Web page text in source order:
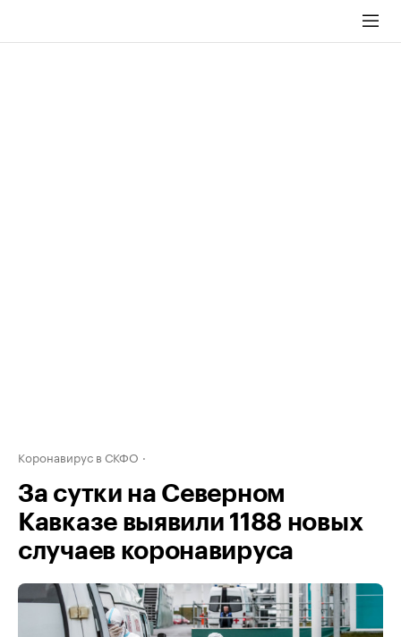
Коронавирус в СКФО
За сутки на Северном
Кавказе выявили 1188 новых
случаев коронавируса